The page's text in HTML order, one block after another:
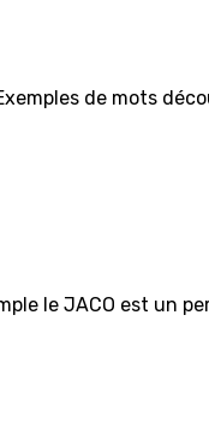
de mots
le JACO est un